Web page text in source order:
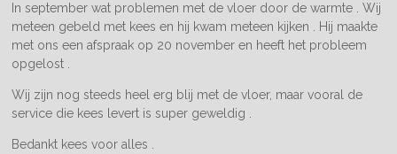
In september wat problemen met de vloer door de warmte . Wij
meteen gebeld met kees en hij kwam meteen kijken . Hij maakte
met ons een afspraak op 20 november en heeft het probleem
opgelost .
Wij zijn nog steeds heel erg blij met de vloer, maar vooral de
service die kees levert is super geweldig .
Bedankt kees voor alles .